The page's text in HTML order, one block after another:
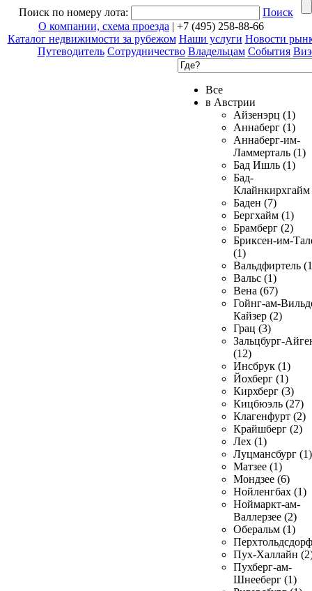
Поиск по номеру лота:
Поиск
О компании, схема проезда | +7 (495) 258-88-66
Каталог недвижимости за рубежом Наши услуги Новости
Путеводитель Сотрудничество Владельцам События
Все
в Австрии
Айзенэрц (1)
Аннаберг (1)
Аннаберг-им-
Ламмерталь (1)
Бад Ишль (1)
Бад-
Клайнкирхгайм
Баден (7)
Бергхайм (1)
Брамберг (2)
Бриксен-им-
(1)
Вальдфиртель
Вальс (1)
Вена (67)
Гойнг-ам-
Кайзер (2)
Грац (3)
Зальцбург-
(12)
Инсбрук (1)
Йохберг (1)
Кирхберг (3)
Кицбюэль (27)
Клагенфурт (2)
Крайшберг (2)
Лех (1)
Луцмансбург (1)
Матзее (1)
Мондзее (6)
Нойленгбах (1)
Ноймаркт-ам-
Валлерзее (2)
Оберальм (1)
Пух-Халлайн
Пухберг-ам-
Шнееберг (1)